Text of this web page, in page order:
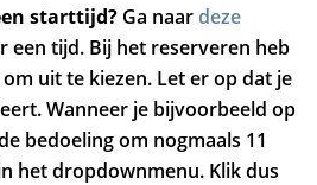
starttijd? Ga naardeze
een tijd. Bij het reserveren heb
uit te kiezen. Let er op dat je
Wanneer je bijvoorbeeld op
bedoeling om nogmaals 11
het dropdownmenu. Klik dus